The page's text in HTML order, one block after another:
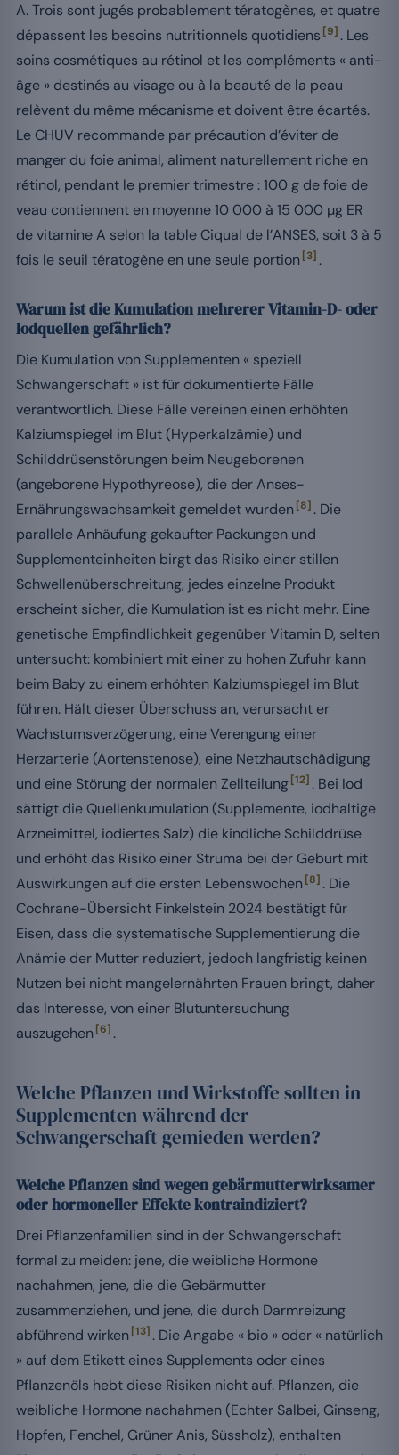
A. Trois sont jugés probablement tératogènes, et quatre
dépassent les besoins nutritionnels quotidiens [9] . Les
soins cosmétiques au rétinol et les compléments « anti-
âge » destinés au visage ou à la beauté de la peau
relèvent du même mécanisme et doivent être écartés.
Le CHUV recommande par précaution d’éviter de
manger du foie animal, aliment naturellement riche en
rétinol, pendant le premier trimestre : 100 g de foie de
veau contiennent en moyenne 10 000 à 15 000 µg ER
de vitamine A selon la table Ciqual de l’ANSES, soit 3 à 5
fois le seuil tératogène en une seule portion [3] .
Warum ist die Kumulation mehrerer Vitamin-D- oder
Iodquellen gefährlich?
Die Kumulation von Supplementen « speziell
Schwangerschaft » ist für dokumentierte Fälle
verantwortlich. Diese Fälle vereinen einen erhöhten
Kalziumspiegel im Blut (Hyperkalzämie) und
Schilddrüsenstörungen beim Neugeborenen
(angeborene Hypothyreose), die der Anses-
Ernährungswachsamkeit gemeldet wurden [8] . Die
parallele Anhäufung gekaufter Packungen und
Supplementeinheiten birgt das Risiko einer stillen
Schwellenüberschreitung, jedes einzelne Produkt
erscheint sicher, die Kumulation ist es nicht mehr. Eine
genetische Empfindlichkeit gegenüber Vitamin D, selten
untersucht: kombiniert mit einer zu hohen Zufuhr kann
beim Baby zu einem erhöhten Kalziumspiegel im Blut
führen. Hält dieser Überschuss an, verursacht er
Wachstumsverzögerung, eine Verengung einer
Herzarterie (Aortenstenose), eine Netzhautschädigung
und eine Störung der normalen Zellteilung[12] . Bei Iod
sättigt die Quellenkumulation (Supplemente, iodhaltige
Arzneimittel, iodiertes Salz) die kindliche Schilddrüse
und erhöht das Risiko einer Struma bei der Geburt mit
Auswirkungen auf die ersten Lebenswochen [8] . Die
Cochrane-Übersicht Finkelstein 2024 bestätigt für
Eisen, dass die systematische Supplementierung die
Anämie der Mutter reduziert, jedoch langfristig keinen
Nutzen bei nicht mangelernährten Frauen bringt, daher
das Interesse, von einer Blutuntersuchung
auszugehen [6] .
Welche Pflanzen und Wirkstoffe sollten in
Supplementen während der
Schwangerschaft gemieden werden?
Welche Pflanzen sind wegen gebärmutterwirksamer
oder hormoneller Effekte kontraindiziert?
Drei Pflanzenfamilien sind in der Schwangerschaft
formal zu meiden: jene, die weibliche Hormone
nachahmen, jene, die die Gebärmutter
zusammenziehen, und jene, die durch Darmreizung
abführend wirken [13] . Die Angabe « bio » oder « natürlich
» auf dem Etikett eines Supplements oder eines
Pflanzenöls hebt diese Risiken nicht auf. Pflanzen, die
weibliche Hormone nachahmen (Echter Salbei, Ginseng,
Hopfen, Fenchel, Grüner Anis, Süssholz), enthalten